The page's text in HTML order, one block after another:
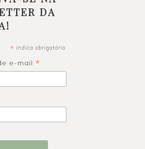
DA
* indica obrigatório
e-mail *